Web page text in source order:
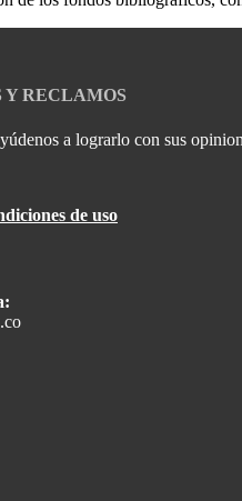
Y RECLAMOS
a lograrlo con sus
de uso